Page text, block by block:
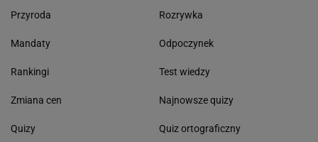
Przyroda
Mandaty
Rankingi
Zmiana cen
Quizy
Rozrywka
Odpoczynek
Test wiedzy
Najnowsze quizy
Quiz ortograficzny